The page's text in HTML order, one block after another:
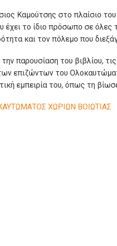
Καμούτσης στο πλαίσιο του
έχει το ίδιο πρόσωπο σε
και τον πόλεμο που
παρουσίαση του βιβλίου,
επιζώντων του
εμπειρία του, όπως τη
ΧΩΡΙΩΝ ΒΟΙΩΤΙΑΣ